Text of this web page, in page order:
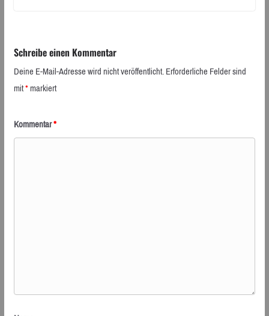
Schreibe einen Kommentar
Deine E-Mail-Adresse wird nicht veröffentlicht.Erforderliche Felder sind
mit*markiert
Kommentar*